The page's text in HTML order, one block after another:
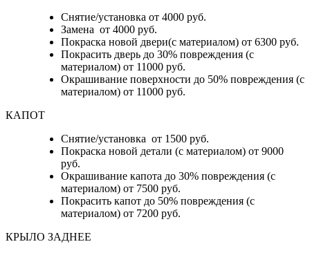
Снятие/установка от 4000 руб.
Замена от 4000 руб.
Покраска новой двери(с материалом) от 6300 руб.
Покрасить дверь до 30% повреждения (с
материалом) от 11000 руб.
Окрашивание поверхности до 50% повреждения (с
материалом) от 11000 руб.
КАПОТ
Снятие/установка от 1500 руб.
Покраска новой детали (с материалом) от 9000
руб.
Окрашивание капота до 30% повреждения (с
материалом) от 7500 руб.
Покрасить капот до 50% повреждения (с
материалом) от 7200 руб.
КРЫЛО ЗАДНЕЕ